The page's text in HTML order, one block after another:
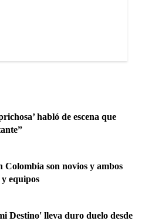
habló de escena que
Colombia son novios y ambos
y equipos
Destino' lleva duro duelo desde